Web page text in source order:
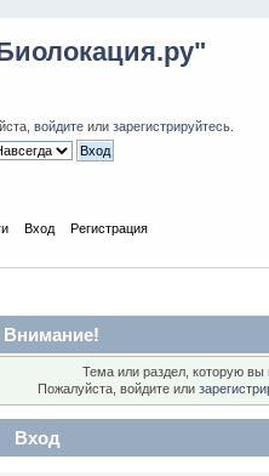
войдитеили зарегистрируйтесь.
Вход Регистрация
Внимание!
Тема или раздел, которую вы
Пожалуйста, войдите или
Вход